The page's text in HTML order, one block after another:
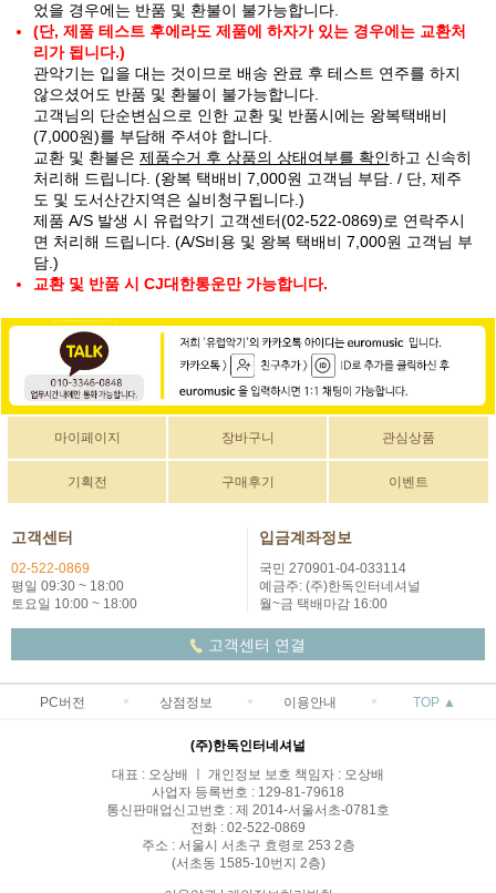
었을 경우에는 반품 및 환불이 불가능합니다.
(단, 제품 테스트 후에라도 제품에 하자가 있는 경우에는 교환처
리가 됩니다.)
관악기는 입을 대는 것이므로 배송 완료 후 테스트 연주를 하지
않으셨어도 반품 및 환불이 불가능합니다.
고객님의 단순변심으로 인한 교환 및 반품시에는 왕복택배비
(7,000원)를 부담해 주셔야 합니다.
교환 및 환불은 제품수거 후 상품의 상태여부를 확인하고 신속히
처리해 드립니다. (왕복 택배비 7,000원 고객님 부담. / 단, 제주
도 및 도서산간지역은 실비청구됩니다.)
제품 A/S 발생 시 유럽악기 고객센터(02-522-0869)로 연락주시
면 처리해 드립니다. (A/S비용 및 왕복 택배비 7,000원 고객님 부
담.)
교환 및 반품 시 CJ대한통운만 가능합니다.
마이페이지 장바구니 관심상품
기획전 구매후기 이벤트
고객센터
02-522-0869
평일 09:30 ~ 18:00
토요일 10:00 ~ 18:00
입금계좌정보
국민 270901-04-033114
예금주: (주)한독인터네셔널
월~금 택배마감 16:00
고객센터 연결
PC버전 상점정보 이용안내 TOP ▲
(주)한독인터네셔널
대표 : 오상배 ㅣ 개인정보 보호 책임자 : 오상배
사업자 등록번호 : 129-81-79618
통신판매업신고번호 : 제 2014-서울서초-0781호
전화 : 02-522-0869
주소 : 서울시 서초구 효령로 253 2층
(서초동 1585-10번지 2층)